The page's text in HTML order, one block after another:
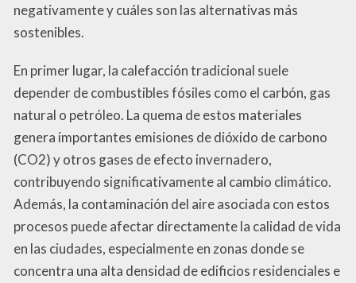
negativamente y cuáles son las alternativas más
sostenibles.
En primer lugar, la calefacción tradicional suele
depender de combustibles fósiles como el carbón, gas
natural o petróleo. La quema de estos materiales
genera importantes emisiones de dióxido de carbono
(CO2) y otros gases de efecto invernadero,
contribuyendo significativamente al cambio climático.
Además, la contaminación del aire asociada con estos
procesos puede afectar directamente la calidad de vida
en las ciudades, especialmente en zonas donde se
concentra una alta densidad de edificios residenciales e